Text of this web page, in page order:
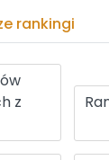
rankingi
z